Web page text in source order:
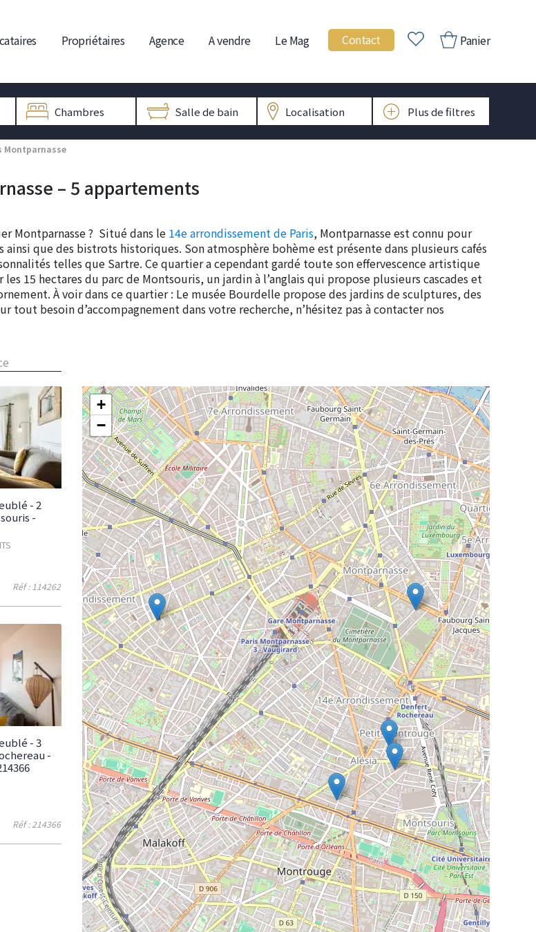
Propriétaires Agence A vendre Le Mag Contact Panier
Montparnasse
– 5 appartements
Montparnasse ? Situé dans le 14e arrondissement de Paris, Montparnasse est connu pour
que des bistrots historiques. Son atmosphère bohème est présente dans plusieurs cafés
telles que Sartre. Ce quartier a cependant gardé toute son effervescence artistique
15 hectares du parc de Montsouris, un jardin à l’anglais qui propose plusieurs cascades et
À voir dans ce quartier : Le musée Bourdelle propose des jardins de sculptures, des
besoin d’accompagnement dans votre recherche, n’hésitez pas à contacter nos
- 2
-
Réf : 114262
- 3
-
Réf : 214366
+
−